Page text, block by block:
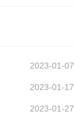
2023-01-07
2023-01-17
2023-01-27